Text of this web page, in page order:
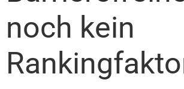
noch kein